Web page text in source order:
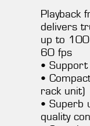
Playback
delivers
up to
60 fps
•
•
rack unit)
• Superb
quality